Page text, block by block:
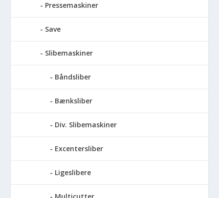
Pressemaskiner
Save
Slibemaskiner
Båndsliber
Bænksliber
Div. Slibemaskiner
Excentersliber
Ligeslibere